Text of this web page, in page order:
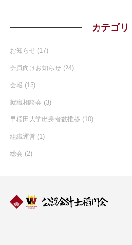
カテゴリ
お知らせ (17)
会員向けお知らせ (24)
会報 (13)
就職相談会 (3)
早稲田大学出身者数推移 (10)
組織運営 (1)
総会 (2)